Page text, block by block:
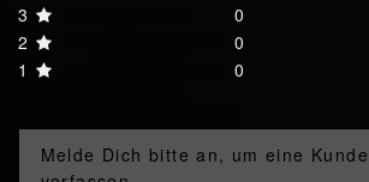
3
0
2
0
1
0
Melde Dich bitte an, um eine